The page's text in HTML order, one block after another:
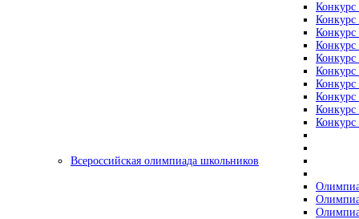
Конкурс
Конкурс
Конкурс
Конкурс
Конкурс
Конкурс
Конкурс
Конкурс
Конкурс
Конкурс
Всероссийская олимпиада школьников